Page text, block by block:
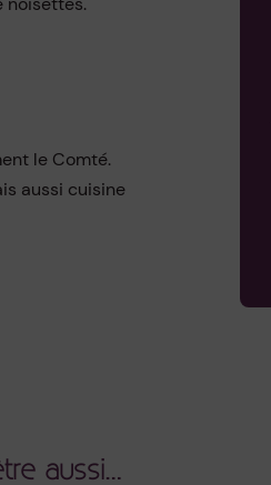
le Comté.
aussi cuisine
aussi…